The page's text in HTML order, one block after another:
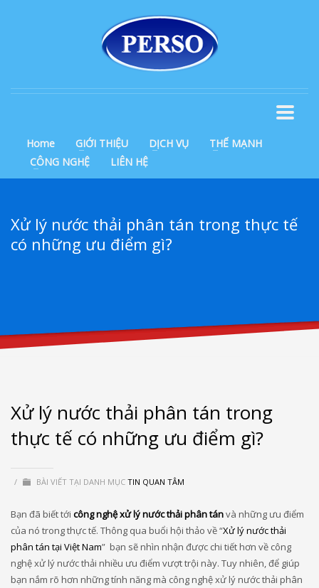
Home GIỚI THIỆU DỊCH VỤ
THẾ MẠNH
CÔNG NGHỆ
LIÊN HỆ
Xử lý nước thải phân tán trong thực tế
có những ưu điểm gì?
Xử lý nước thải phân tán trong
thực tế có những ưu điểm gì?
/ BÀI VIẾT TẠI DANH MỤC TIN QUAN TÂM
Bạn đã biết tới công nghệ xử lý nước thải phân tánvà những ưu điểm
của nó trong thực tế. Thông qua buổi hội thảo về “Xử lý nước thải
phân tán tại Việt Nam” bạn sẽ nhìn nhận được chi tiết hơn về công
nghệ xử lý nước thải nhiều ưu điểm vượt trội này. Tuy nhiên, để giúp
bạn nắm rõ hơn những tính năng mà công nghệ xử lý nước thải phân